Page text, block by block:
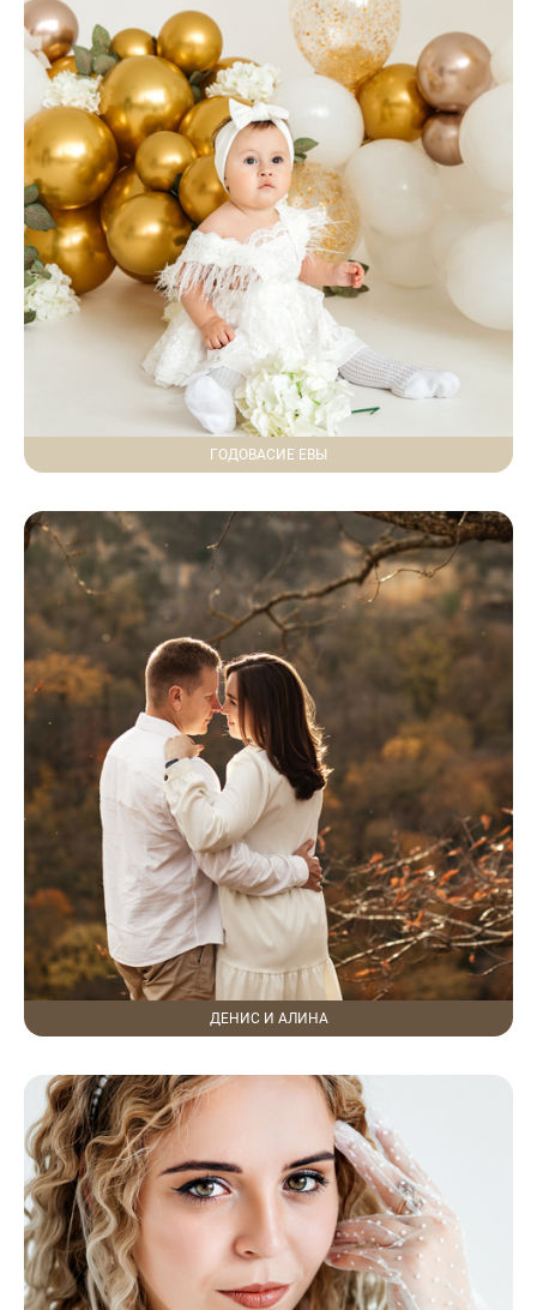
ГОДОВАСИЕ ЕВЫ
ДЕНИС И АЛИНА